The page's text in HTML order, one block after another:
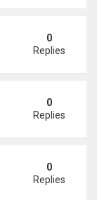
nơi sinh, mở
0
Replies
Hằng0
Replies
0
Replies